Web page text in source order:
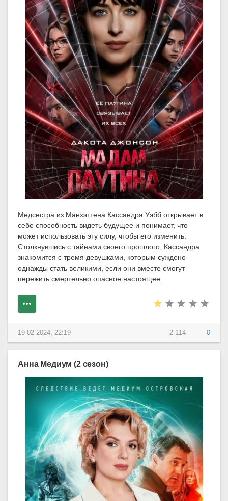
Медсестра из Манхэттена Кассандра Уэбб открывает в
себе способность видеть будущее и понимает, что
может использовать эту силу, чтобы его изменить.
Столкнувшись с тайнами своего прошлого, Кассандра
знакомится с тремя девушками, которым суждено
однажды стать великими, если они вместе смогут
пережить смертельно опасное настоящее.
2 114 0
19-02-2024, 22:19
Анна Медиум (2 сезон)